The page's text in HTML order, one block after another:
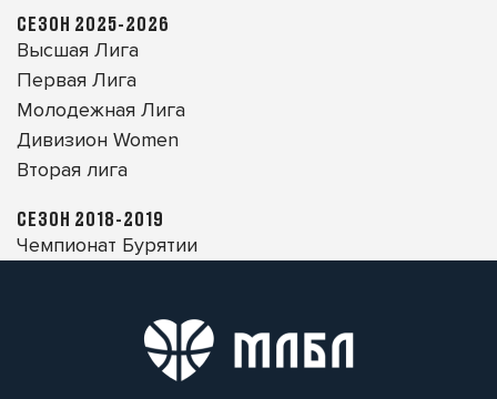
СЕЗОН 2025-2026
Высшая Лига
Первая Лига
Молодежная Лига
Дивизион Women
Вторая лига
СЕЗОН 2018-2019
Чемпионат Бурятии